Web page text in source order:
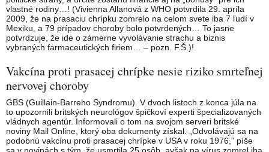
vlastné rodiny…! (Vivienna Allanová z WHO potvrdila 29. apríla
2009, že na prasaciu chrípku zomrelo na celom svete iba 7 ľudí v
Mexiku, a 79 prípadov choroby bolo potvrdených… To jasne
potvrdzuje, že ide o zámerne vyvolávanie strachu a biznis
vybraných farmaceutických firiem… – pozn. F.Š.)!
Vakcína proti prasacej chrípke nesie riziko smrteľnej
nervovej choroby
GBS (Guillain-Barreho Syndromu). V dvoch listoch z konca júla na
to upozornili britských neurológov špičkoví experti špecializovaných
vládnych agentúr. Informovali o tom na svojom serveri britské
noviny Mail Online, ktorý oba dokumenty získal. „Odvolávajú sa na
podobnú vakcínu proti prasacej chrípke v USA v roku 1976,” píše